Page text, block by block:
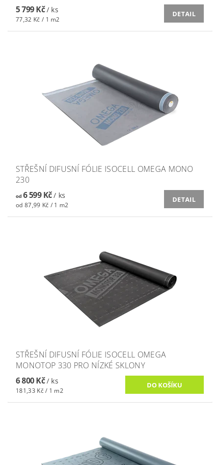
5 799 Kč/ ks
77,32 Kč / 1 m2
DETAIL
STŘEŠNÍ DIFUSNÍ FÓLIE ISOCELL OMEGA MONO
230
od6 599 Kč/ ks
od 87,99 Kč / 1 m2
DETAIL
STŘEŠNÍ DIFUSNÍ FÓLIE ISOCELL OMEGA
MONOTOP 330 PRO NÍZKÉ SKLONY
6 800 Kč/ ks
181,33 Kč / 1 m2